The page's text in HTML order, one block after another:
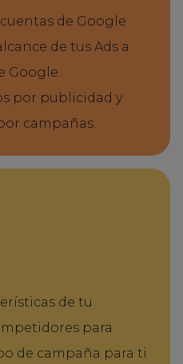
de Google
de tus Ads a
Google.
por publicidad y
campañas.
de tu
para
de campaña para ti